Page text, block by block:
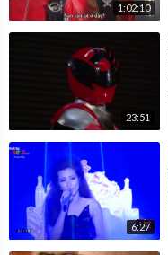
1:02:10
23:51
6:27